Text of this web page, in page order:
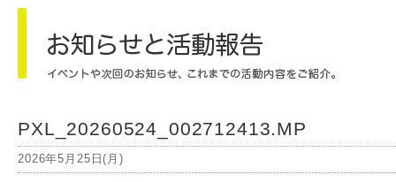
PXL_20260524_002712413.MP
2026年5月25日(月)